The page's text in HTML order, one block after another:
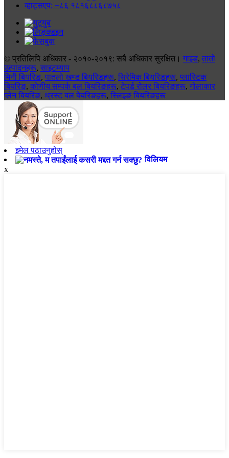
व्हाट्सएप: +८६ १८१६८८६८७५८
© प्रतिलिपि अधिकार - २०१०-२०१९: सबै अधिकार सुरक्षित। गाइड, तातो
उत्पादनहरू, साइटम्याप
मिनी बियरिङ, पातलो खण्ड बियरिङहरू, सिरेमिक बियरिङहरू, प्लास्टिक
बियरिङ, कोणीय सम्पर्क बल बियरिङहरू, टेपर्ड रोलर बियरिङहरू, गोलाकार
प्लेन बियरिङ, थ्रस्ट बल बेयरिङहरू, स्लिइङ बियरिङहरू
इमेल पठाउनुहोस्
विलियम
x